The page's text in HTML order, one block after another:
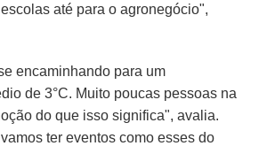
até para o agronegócio",
encaminhando para um
de 3°C. Muito poucas pessoas na
do que isso significa", avalia.
ter eventos como esses do